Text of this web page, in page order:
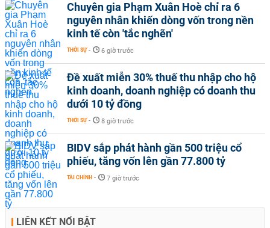
Chuyên gia Phạm Xuân Hoè chỉ ra 6
nguyên nhân khiến dòng vốn trong nền
kinh tế còn 'tắc nghẽn'
THỜI SỰ - 6 giờ trước
Đề xuất miễn 30% thuế thu nhập cho hộ
kinh doanh, doanh nghiệp có doanh thu
dưới 10 tỷ đồng
THỜI SỰ - 8 giờ trước
BIDV sắp phát hành gần 500 triệu cổ
phiếu, tăng vốn lên gần 77.800 tỷ
TÀI CHÍNH - 7 giờ trước
LIÊN KẾT NỔI BẬT